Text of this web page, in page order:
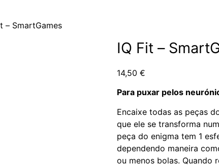
Testes Psicológicos
Material de Intervenção
Catálogos
– SmartGames
IQ Fit –
14,50 €
Para puxar pelos
Encaixe todas as peças
que ele se transforma
peça do enigma tem 1
dependendo maneira
ou menos bolas. Quando